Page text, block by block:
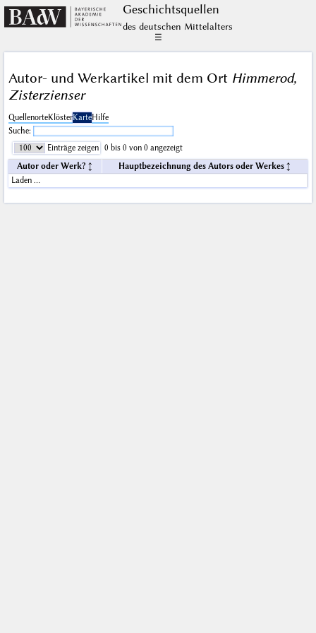
Geschichts­quellen
des deutschen Mittelalters
☰
Autor- und Werkartikel mit dem Ort Himmerod,
Zisterzienser
QuellenorteKlösterKarteHilfe
Suche:
Einträge zeigen
0 bis 0 von 0 angezeigt
Autor oder Werk?
Hauptbezeichnung des Autors oder Werkes
Laden …